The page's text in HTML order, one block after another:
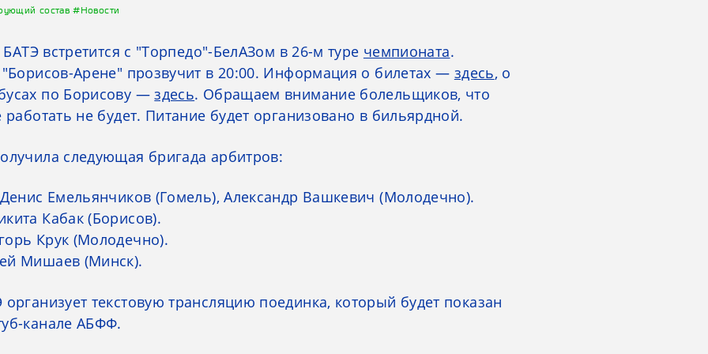
состав#Новости
встретится с "Торпедо"-БелАЗом в 26-м туре чемпионата.
"Борисов-Арене" прозвучит в 20:00. Информация о билетах — здесь, о
по Борисову —здесь. Обращаем внимание болельщиков, что
не будет. Питание будет организовано в бильярдной.
следующая бригада арбитров:
Емельянчиков (Гомель), Александр Вашкевич (Молодечно).
Кабак (Борисов).
Крук (Молодечно).
Мишаев (Минск).
текстовую трансляцию поединка, который будет показан
канале АБФФ.